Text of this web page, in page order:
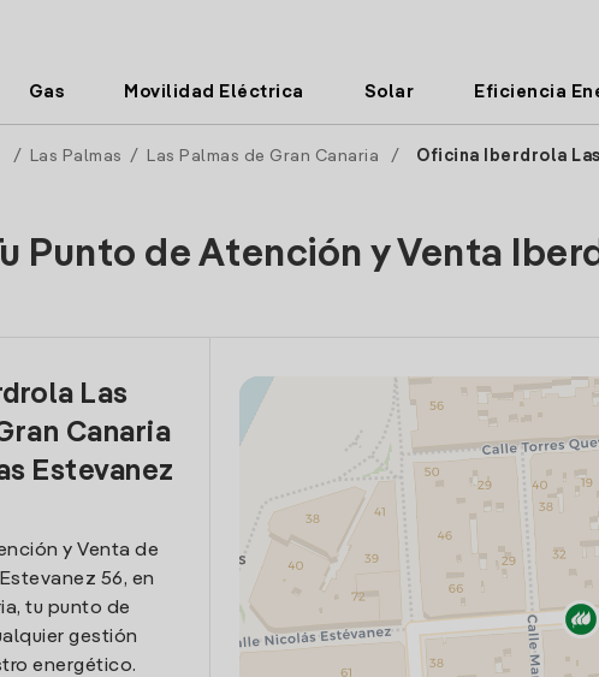
Gas Movilidad Eléctrica Solar Eficiencia
/ Las Palmas / Las Palmas de Gran Canaria /
Oficina Iberdrola
Punto de Atención y Venta
Las
Canaria
Estevanez
y Venta de
56, en
tu punto de
gestión
energético.